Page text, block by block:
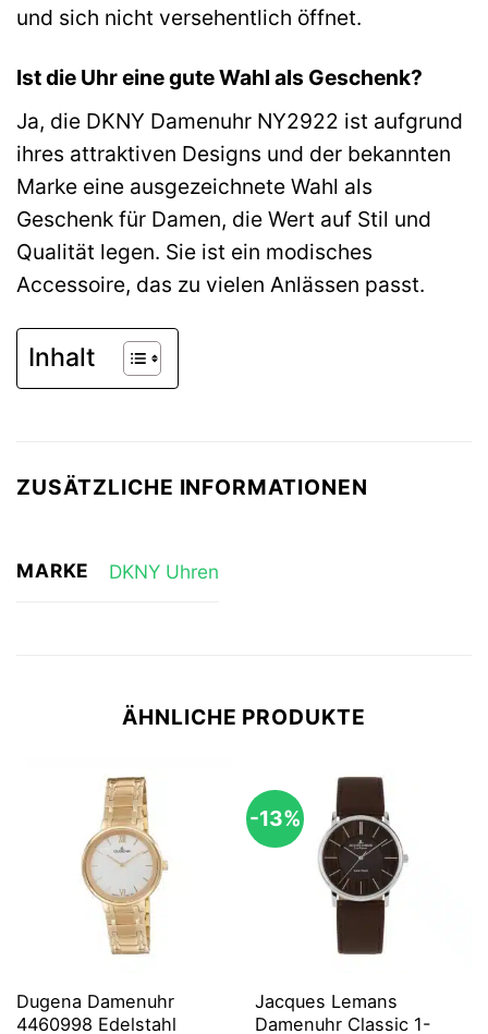
und sich nicht versehentlich öffnet.
Ist die Uhr eine gute Wahl als Geschenk?
Ja, die DKNY Damenuhr NY2922 ist aufgrund
ihres attraktiven Designs und der bekannten
Marke eine ausgezeichnete Wahl als
Geschenk für Damen, die Wert auf Stil und
Qualität legen. Sie ist ein modisches
Accessoire, das zu vielen Anlässen passt.
Inhalt
ZUSÄTZLICHE INFORMATIONEN
MARKE DKNY Uhren
ÄHNLICHE PRODUKTE
Dugena Damenuhr
4460998 Edelstahl
-13%
Jacques Lemans
Damenuhr Classic 1-